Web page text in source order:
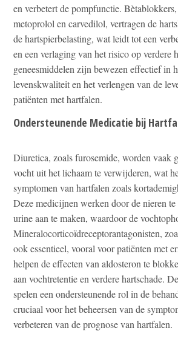
en verbetert de pompfunctie.
metoprolol en carvedilol, vertragen de
de hartspierbelasting, wat leidt tot een
en een verlaging van het risico op verdere
geneesmiddelen zijn bewezen effectief in
levenskwaliteit en het verlengen van de
patiënten met hartfalen.
Ondersteunende Medicatie bij
Diuretica, zoals furosemide, worden vaak
vocht uit het lichaam te verwijderen, wat
symptomen van hartfalen zoals
Deze medicijnen werken door de nieren
urine aan te maken, waardoor de
Mineralocorticoïdreceptorantagonisten,
ook essentieel, vooral voor patiënten met
helpen de effecten van aldosteron te
aan vochtretentie en verdere hartschade.
spelen een ondersteunende rol in de
cruciaal voor het beheersen van de
verbeteren van de prognose van hartfalen.